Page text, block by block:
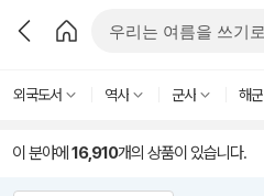
외국도서 역사 군사 해군
이 분야에 16,910개의 상품이 있습니다.